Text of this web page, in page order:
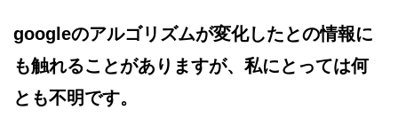
googleのアルゴリズムが変化したとの情報に
も触れることがありますが、私にとっては何
とも不明です。